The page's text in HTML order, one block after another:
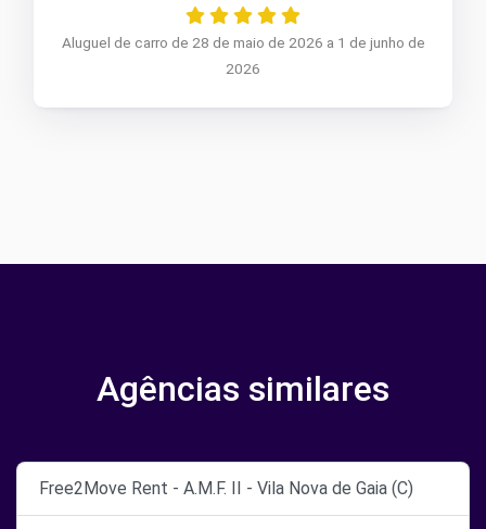
Aluguel de carro de 28 de maio de 2026 a 1 de junho de
2026
Agências similares
Free2Move Rent - A.M.F. II - Vila Nova de Gaia (C)